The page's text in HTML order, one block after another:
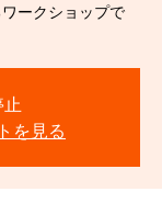
ークショップで
を見る